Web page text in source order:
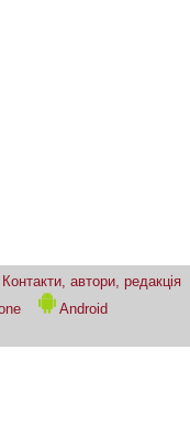
Контакти, автори, редакція
Android